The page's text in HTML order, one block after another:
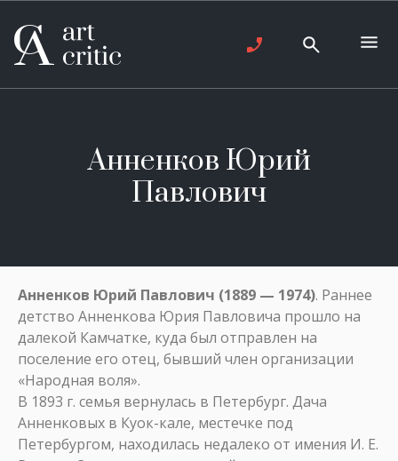
Анненков Юрий
Павлович
Анненков Юрий Павлович (1889 — 1974). Раннее
детство Анненкова Юрия Павловича прошло на
далекой Камчатке, куда был отправлен на
поселение его отец, бывший член организации
«Народная воля».
В 1893 г. семья вернулась в Петербург. Дача
Анненковых в Куок-кале, местечке под
Петербургом, находилась недалеко от имения И. Е.